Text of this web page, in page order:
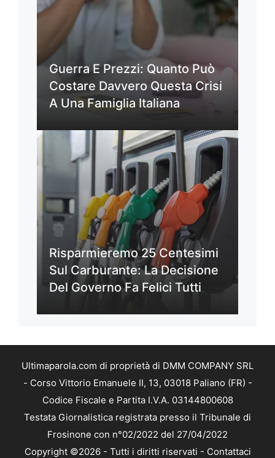
Guerra E Prezzi: Quanto Può
Costare Davvero Questa Crisi
A Una Famiglia Italiana
Risparmieremo 25 Centesimi
Sul Carburante: La Decisione
Del Governo Fa Felici Tutti
Ultimaparola.com di proprietà di DMM COMPANY SRL
- Corso Vittorio Emanuele II, 13, 03018 Paliano (FR) -
Codice Fiscale e Partita I.V.A. 03144800608
Testata Giornalistica registrata presso il Tribunale di
Frosinone con n°02/2022 del 27/04/2022
Copyright ©2026 - Tutti i diritti riservati - Contattaci